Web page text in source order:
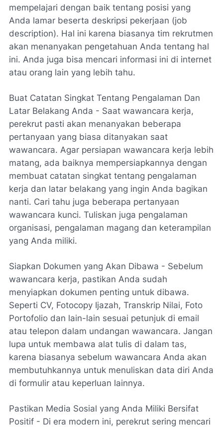
mempelajari dengan baik tentang posisi yang
Anda lamar beserta deskripsi pekerjaan (job
description). Hal ini karena biasanya tim rekrutmen
akan menanyakan pengetahuan Anda tentang hal
ini. Anda juga bisa mencari informasi ini di internet
atau orang lain yang lebih tahu.
Buat Catatan Singkat Tentang Pengalaman Dan
Latar Belakang Anda - Saat wawancara kerja,
perekrut pasti akan menanyakan beberapa
pertanyaan yang biasa ditanyakan saat
wawancara. Agar persiapan wawancara kerja lebih
matang, ada baiknya mempersiapkannya dengan
membuat catatan singkat tentang pengalaman
kerja dan latar belakang yang ingin Anda bagikan
nanti. Cari tahu juga beberapa pertanyaan
wawancara kunci. Tuliskan juga pengalaman
organisasi, pengalaman magang dan keterampilan
yang Anda miliki.
Siapkan Dokumen yang Akan Dibawa - Sebelum
wawancara kerja, pastikan Anda sudah
menyiapkan dokumen penting untuk dibawa.
Seperti CV, Fotocopy Ijazah, Transkrip Nilai, Foto
Portofolio dan lain-lain sesuai petunjuk di email
atau telepon dalam undangan wawancara. Jangan
lupa untuk membawa alat tulis di dalam tas,
karena biasanya sebelum wawancara Anda akan
membutuhkannya untuk menuliskan data diri Anda
di formulir atau keperluan lainnya.
Pastikan Media Sosial yang Anda Miliki Bersifat
Positif - Di era modern ini, perekrut sering mencari